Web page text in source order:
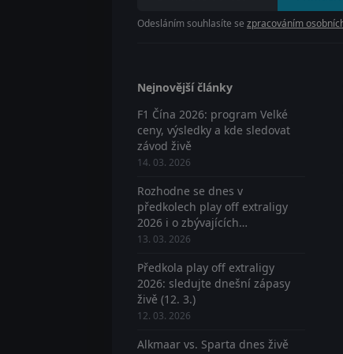
Odesláním souhlasíte se zpracováním
Nejnovější články
F1 Čína 2026: program Velké
ceny, výsledky a kde sledovat
závod živě
14. 03. 2026
Rozhodne se dnes v
předkolech play off extraligy
2026 i o zbývajících
postupujících? Sledujte živě
13. 03. 2026
Předkola play off extraligy
2026: sledujte dnešní zápasy
živě (12. 3.)
12. 03. 2026
Alkmaar vs. Sparta dnes živě